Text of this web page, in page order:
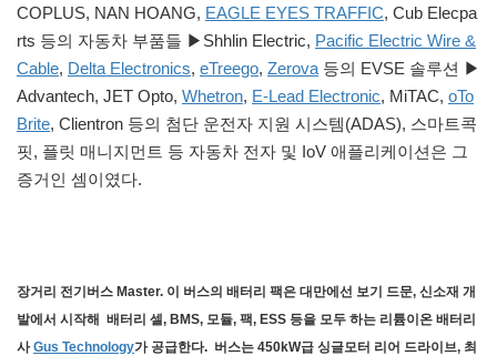
COPLUS, NAN HOANG, EAGLE EYES TRAFFIC, Cub Elecpa
rts 등의 자동차 부품들 ▶Shhlin Electric, Pacific Electric Wire &
Cable, Delta Electronics, eTreego, Zerova 등의 EVSE 솔루션 ▶
Advantech, JET Opto, Whetron, E-Lead Electronic, MiTAC, oTo
Brite, Clientron 등의 첨단 운전자 지원 시스템(ADAS), 스마트콕
핏, 플릿 매니지먼트 등 자동차 전자 및 IoV 애플리케이션은 그
증거인 셈이였다.
장거리 전기버스 Master. 이 버스의 배터리 팩은 대만에선 보기 드문, 신소재 개
발에서 시작해 배터리 셀, BMS, 모듈, 팩, ESS 등을 모두 하는 리튬이온 배터리
사Gus Technology가 공급한다. 버스는 450kW급 싱글모터 리어 드라이브, 최